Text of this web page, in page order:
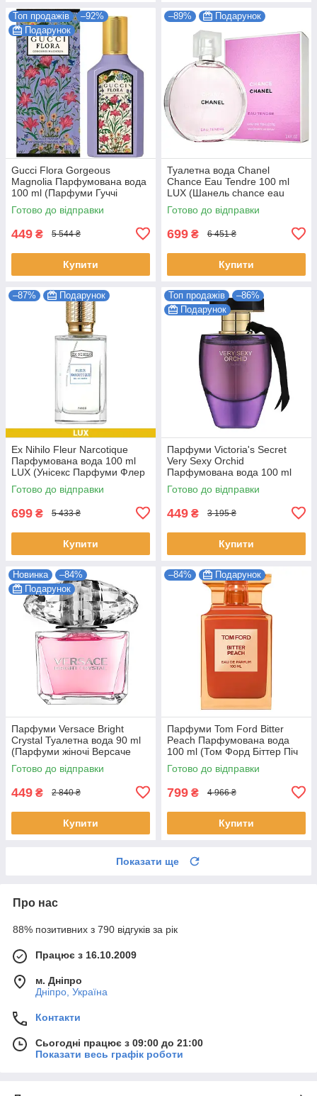
Топ продажів
–92%
Подарунок
Gucci Flora Gorgeous
Magnolia Парфумована вода
100 ml (Парфуми Гуччі
Флора Горджес Магнолія
Парфуми Жіночі)
Готово до відправки
449 ₴ 5 544 ₴
Купити
–89% Подарунок
Туалетна вода Chanel
Chance Eau Tendre 100 ml
LUX (Шанель chance eau
tendre Парфуми тендер
Жіночі)
Готово до відправки
699 ₴ 6 451 ₴
Купити
–87% Подарунок
Ex Nihilo Fleur Narcotique
Парфумована вода 100 ml
LUX (Унісекс Парфуми Флер
Наркотика EDP)
Готово до відправки
699 ₴ 5 433 ₴
Купити
Топ продажів
–86%
Подарунок
Парфуми Victoria's Secret
Very Sexy Orchid
Парфумована вода 100 ml
(Victoria's Secret Very Sexy
Orchid Жіночі)
Готово до відправки
449 ₴ 3 195 ₴
Купити
Новинка
–84%
Подарунок
Парфуми Versace Bright
Crystal Туалетна вода 90 ml
(Парфуми жіночі Версаче
Брайт Крістал Парфуми)
Готово до відправки
449 ₴ 2 840 ₴
Купити
–84% Подарунок
Парфуми Tom Ford Bitter
Peach Парфумована вода
100 ml (Том Форд Біттер Піч
bitter peach tom ford)
Готово до відправки
799 ₴ 4 966 ₴
Купити
Показати ще
Про нас
88% позитивних з 790 відгуків за рік
Працює з 16.10.2009
м. Дніпро
Дніпро, Україна
Контакти
Сьогодні працює з 09:00 до 21:00
Показати весь графік роботи